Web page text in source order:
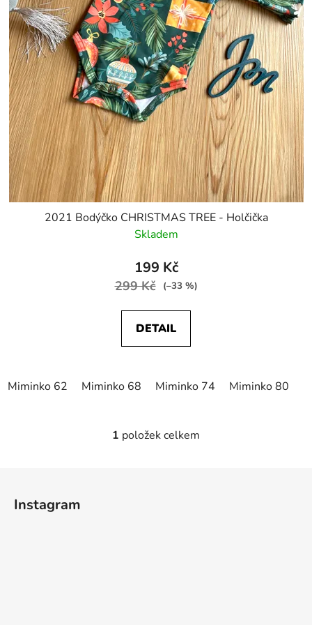
t
ů
2021 Bodýčko CHRISTMAS TREE - Holčička
Skladem
199 Kč
299 Kč (–33 %)
DETAIL
Miminko 62 Miminko 68 Miminko 74 Miminko 80
O
1 položek celkem
Instagram